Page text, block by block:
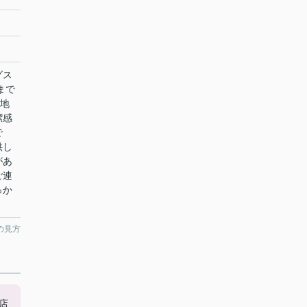
で
感
あ
連
か
見方